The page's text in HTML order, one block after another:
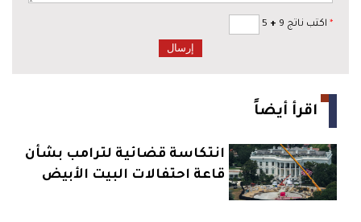
* اكتب ناتج 9 +
اقرأ أيضاً
انتكاسة قضائية لترامب بشأن
قاعة احتفالات البيت الأبيض